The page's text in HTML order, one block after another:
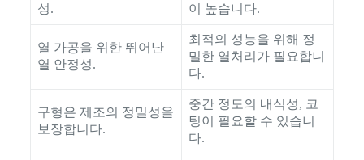
성.
이 높습니다.
열 가공을 위한 뛰어난
열 안정성.
최적의 성능을 위해 정
밀한 열처리가 필요합니
다.
구형은 제조의 정밀성을
보장합니다.
중간 정도의 내식성, 코
팅이 필요할 수 있습니
다.